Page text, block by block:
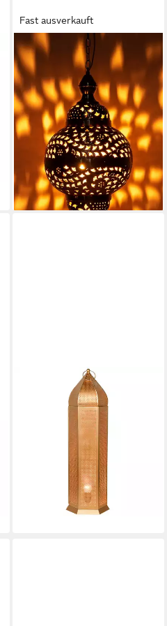
Fast ausverkauft
MARRAKESCH ORIENT &
MEDITERRAN INTERIOR
Pendelleuchte Orientalische
Hängeleuchte Fahda
handgemacht aus Metall in
Gold 50 cm, Handarbeit
45,30 € UVP62,00 €
lieferbar - in 3-4 Werktagen bei dir
MARRAKESCH ORIENT &
MEDITERRAN INTERIOR
Stehlampe Orientalische
Stehlampe Azel aus Metall in
Gold Boho 72 cm Wohndeko,
E27, Handarbeit
UVP 64,00 €
lieferbar - in 3-4 Werktagen bei dir